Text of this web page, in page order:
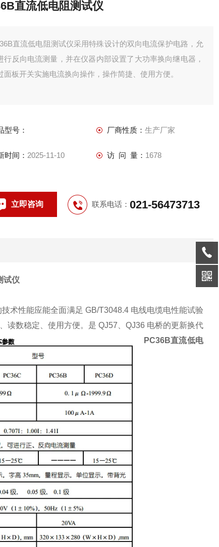
直流低电阻测试仪
直流低电阻测试仪采用特殊设计的双向电流保护电路，允
行反向电流测量，并在仪器内部设置了大功率换向继电器，
面板开关实施电流换向操作，操作简捷、使用方便。
型号： 厂商性质： 生产厂家
时间： 2025-11-10 访 问 量： 1678
立即咨询 联系电话： 021-56473713
试仪
术性能应能全面满足 GB/T3048.4 电线电缆电性能试验
读数稳定、使用方便。是 QJ57、QJ36 电桥的更新换代
PC36B直流低电